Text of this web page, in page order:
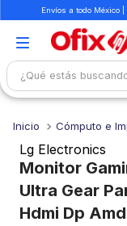
Envíos a todo México
¿Qué estás
Cómputo e
Lg Electronics
Monitor
Ultra Gear
Hdmi Dp
1.
mochilas
2.
libretas
3.
cuaderno
4.
cuadernos